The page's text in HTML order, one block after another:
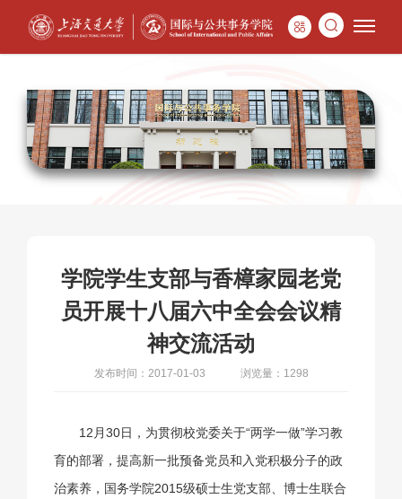
学院学生支部与香樟家园老党
员开展十八届六中全会会议精
神交流活动
发布时间：2017-01-03 浏览量：1298
12月30日，为贯彻校党委关于“两学一做”学习教
育的部署，提高新一批预备党员和入党积极分子的政
治素养，国务学院2015级硕士生党支部、博士生联合